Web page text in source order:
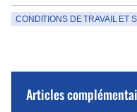
CONDITIONS DE TRAVAIL ET
Articles